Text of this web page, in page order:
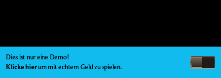
Dies ist nur eine Demo!
Klicke hierum mit echtem Geld zu spielen.